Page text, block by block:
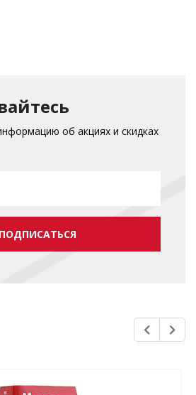
об акциях и скидках
ПОДПИСАТЬСЯ